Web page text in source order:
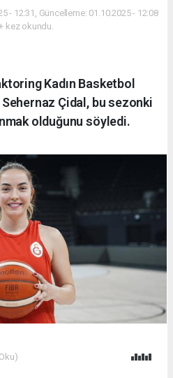
- 12:31, Güncelleme: 01.10.2025 - 12:08
kez okundu.
Kadın Basketbol
Sehernaz Çidal, bu sezonki
olduğunu söyledi.